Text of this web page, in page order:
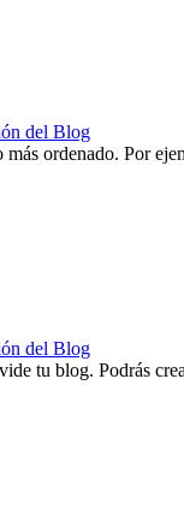
del Blog
ordenado. Por
del Blog
tu blog. Podrás